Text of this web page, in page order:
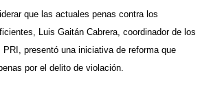
que las actuales penas contra los
Luis Gaitán Cabrera, coordinador de los
presentó una iniciativa de reforma que
por el delito de violación.